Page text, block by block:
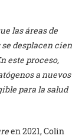
las áreas de
desplacen cien
este proceso,
a nuevos
para la salud
en 2021, Colin